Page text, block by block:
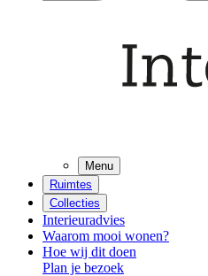
Menu
Ruimtes
Collecties
Interieuradvies
Waarom mooi wonen?
Hoe wij dit doen
Plan je bezoek